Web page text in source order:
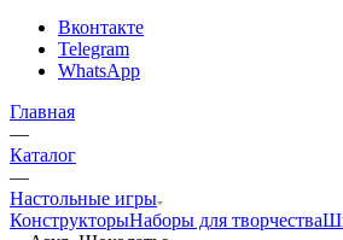
Вконтакте
Telegram
WhatsApp
Главная
—
Каталог
—
Настольные игры
КонструкторыНаборы для творчества